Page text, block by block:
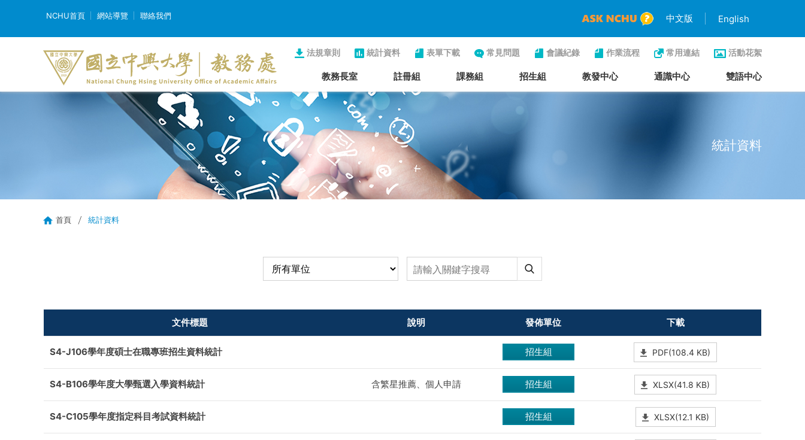
NCHU首頁 網站導覽 聯絡我們 中文版 English
法規章則 統計資料 表單下載 常見問題 會議紀錄 作業流程 常用連結 活動花絮
教務長室 註冊組 課務組 招生組 教發中心 通識中心 雙語中心
統計資料
首頁 統計資料
文件標題 說明 發佈單位 下載
S4-J106學年度碩士在職專班招生資料統計 招生組 PDF(108.4 KB)
S4-B106學年度大學甄選入學資料統計 含繁星推薦、個人申請 招生組 XLSX(41.8 KB)
S4-C105學年度指定科目考試資料統計 招生組 XLSX(12.1 KB)